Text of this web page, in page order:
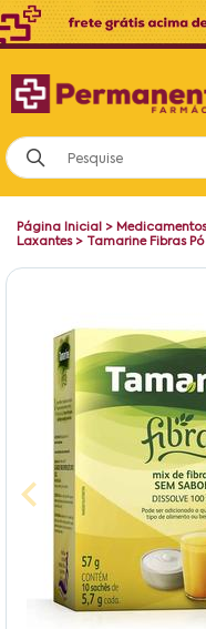
Página Inicial > Medicamentos
Laxantes> Tamarine Fibras Pó